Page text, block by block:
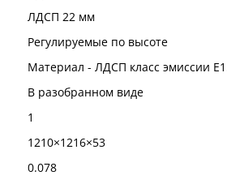
ЛДСП 22 мм
Регулируемые по высоте
Материал - ЛДСП класс эмиссии
В разобранном виде
1
1210×1216×53
0.078